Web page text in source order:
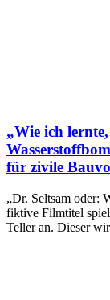
„Wie ich
für zivile
„Dr. Seltsam oder:
fiktive Filmtitel
Teller an. Dieser